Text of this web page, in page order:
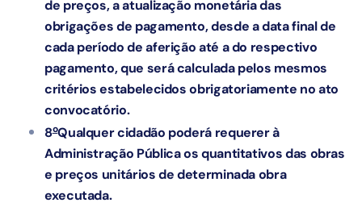
de preços, a atualização monetária das
obrigações de pagamento, desde a data final de
cada período de aferição até a do respectivo
pagamento, que será calculada pelos mesmos
critérios estabelecidos obrigatoriamente no ato
convocatório.
8oQualquer cidadão poderá requerer à
Administração Pública os quantitativos das obras
e preços unitários de determinada obra
executada.